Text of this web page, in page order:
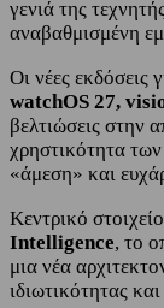
γενιά της
αναβαθμισμένη
Οι νέες εκδόσεις
watchOS 27,
βελτιώσεις στην
χρηστικότητα
«άμεση» και
Κεντρικό
Intelligence, το
μια νέα
ιδιωτικότητας